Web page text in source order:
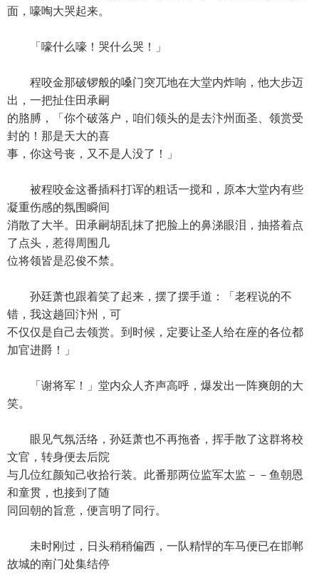
面，嚎啕大哭起来。
「嚎什么嚎！哭什么哭！」
程咬金那破锣般的嗓门突兀地在大堂内炸响，他大步迈
出，一把扯住田承嗣
的胳膊，「你个破落户，咱们领头的是去汴州面圣、领赏受
封的！那是天大的喜
事，你这号丧，又不是人没了！」
被程咬金这番插科打诨的粗话一搅和，原本大堂内有些
凝重伤感的氛围瞬间
消散了大半。田承嗣胡乱抹了把脸上的鼻涕眼泪，抽搭着点
了点头，惹得周围几
位将领皆是忍俊不禁。
孙廷萧也跟着笑了起来，摆了摆手道：「老程说的不
错，我这趟回汴州，可
不仅仅是自己去领赏。到时候，定要让圣人给在座的各位都
加官进爵！」
「谢将军！」堂内众人齐声高呼，爆发出一阵爽朗的大
笑。
眼见气氛活络，孙廷萧也不再拖沓，挥手散了这群将校
文官，转身便去后院
与几位红颜知己收拾行装。此番那两位监军太监－－鱼朝恩
和童贯，也接到了随
同回朝的旨意，便言明了同行。
未时刚过，日头稍稍偏西，一队精悍的车马便已在邯郸
故城的南门处集结停